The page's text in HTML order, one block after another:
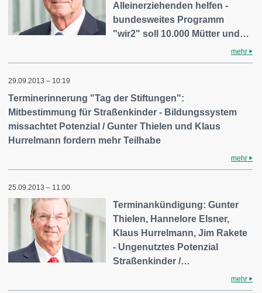
Alleinerziehenden helfen -
bundesweites Programm
"wir2" soll 10.000 Mütter und…
mehr
29.09.2013 – 10:19
Terminerinnerung "Tag der Stiftungen":
Mitbestimmung für Straßenkinder - Bildungssystem
missachtet Potenzial / Gunter Thielen und Klaus
Hurrelmann fordern mehr Teilhabe
mehr
25.09.2013 – 11:00
Terminankündigung: Gunter
Thielen, Hannelore Elsner,
Klaus Hurrelmann, Jim Rakete
- Ungenutztes Potenzial
Straßenkinder /…
mehr